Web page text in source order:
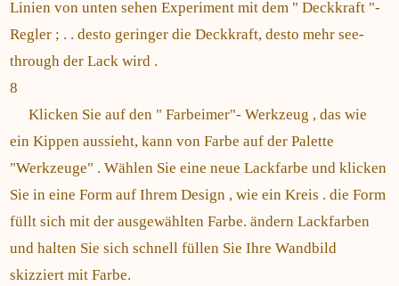
Linien von unten sehen Experiment mit dem " Deckkraft "-
Regler ; . . desto geringer die Deckkraft, desto mehr see-
through der Lack wird .
8
Klicken Sie auf den " Farbeimer"- Werkzeug , das wie
ein Kippen aussieht, kann von Farbe auf der Palette
"Werkzeuge" . Wählen Sie eine neue Lackfarbe und klicken
Sie in eine Form auf Ihrem Design , wie ein Kreis . die Form
füllt sich mit der ausgewählten Farbe. ändern Lackfarben
und halten Sie sich schnell füllen Sie Ihre Wandbild
skizziert mit Farbe.